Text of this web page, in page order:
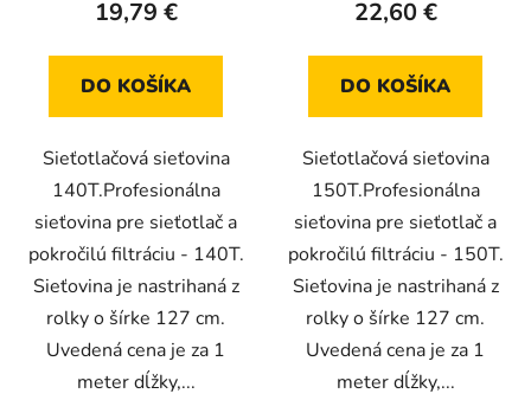
19,79 €
DO KOŠÍKA
Sieťotlačová sieťovina
140T.Profesionálna
sieťovina pre sieťotlač a
pokročilú filtráciu - 140T.
Sieťovina je nastrihaná z
rolky o šírke 127 cm.
Uvedená cena je za 1
meter dĺžky,...
22,60 €
DO KOŠÍKA
Sieťotlačová sieťovina
150T.Profesionálna
sieťovina pre sieťotlač a
pokročilú filtráciu - 150T.
Sieťovina je nastrihaná z
rolky o šírke 127 cm.
Uvedená cena je za 1
meter dĺžky,...